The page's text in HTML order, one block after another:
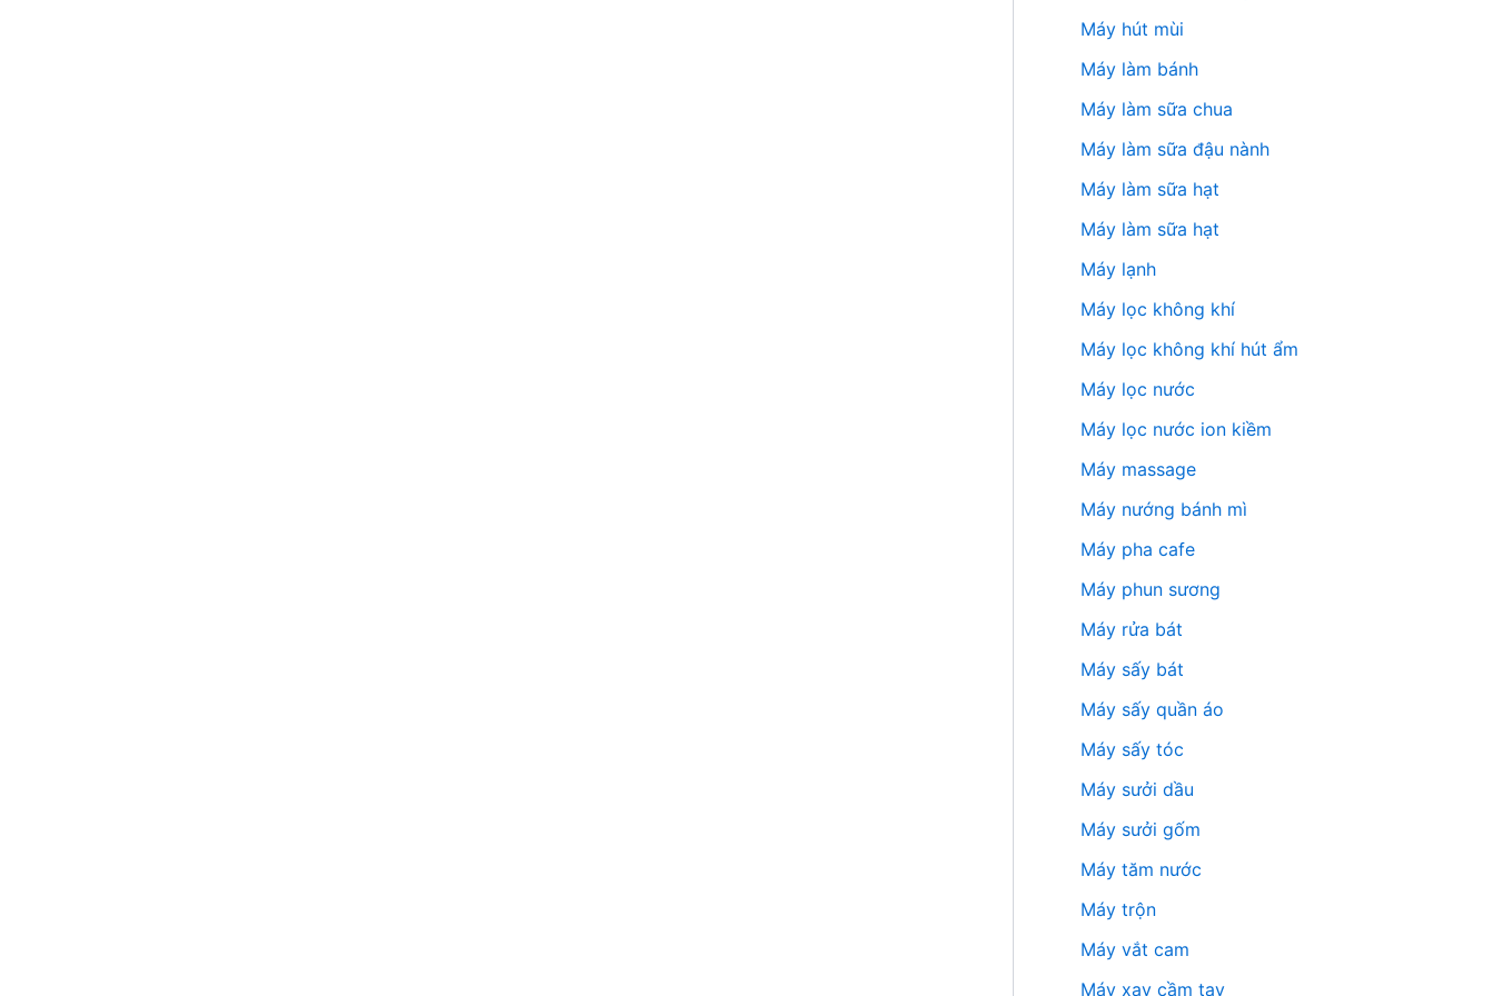
Máy hút mùi
Máy làm bánh
Máy làm sữa chua
Máy làm sữa đậu nành
Máy làm sữa hạt
Máy làm sữa hạt
Máy lạnh
Máy lọc không khí
Máy lọc không khí hút ẩm
Máy lọc nước
Máy lọc nước ion kiềm
Máy massage
Máy nướng bánh mì
Máy pha cafe
Máy phun sương
Máy rửa bát
Máy sấy bát
Máy sấy quần áo
Máy sấy tóc
Máy sưởi dầu
Máy sưởi gốm
Máy tăm nước
Máy trộn
Máy vắt cam
Máy xay cầm tay